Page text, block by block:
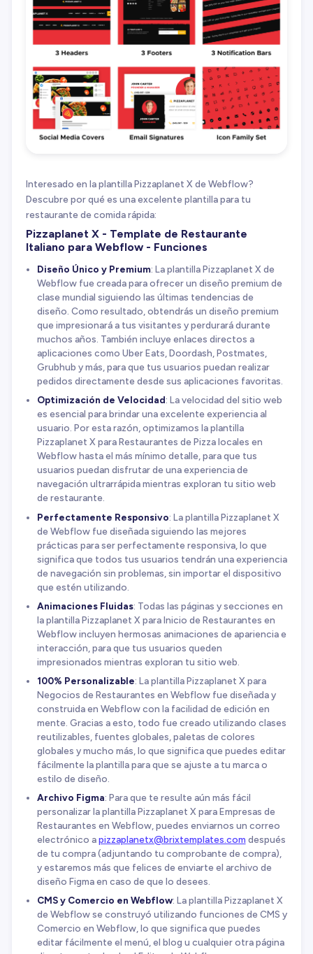
Interesado en la plantilla Pizzaplanet X de Webflow?
Descubre por qué es una excelente plantilla para tu
restaurante de comida rápida:
Pizzaplanet X - Template de Restaurante
Italiano para Webflow - Funciones
Diseño Único y Premium: La plantilla Pizzaplanet X de
Webflow fue creada para ofrecer un diseño premium de
clase mundial siguiendo las últimas tendencias de
diseño. Como resultado, obtendrás un diseño premium
que impresionará a tus visitantes y perdurará durante
muchos años. También incluye enlaces directos a
aplicaciones como Uber Eats, Doordash, Postmates,
Grubhub y más, para que tus usuarios puedan realizar
pedidos directamente desde sus aplicaciones favoritas.
Optimización de Velocidad: La velocidad del sitio web
es esencial para brindar una excelente experiencia al
usuario. Por esta razón, optimizamos la plantilla
Pizzaplanet X para Restaurantes de Pizza locales en
Webflow hasta el más mínimo detalle, para que tus
usuarios puedan disfrutar de una experiencia de
navegación ultrarrápida mientras exploran tu sitio web
de restaurante.
Perfectamente Responsivo: La plantilla Pizzaplanet X
de Webflow fue diseñada siguiendo las mejores
prácticas para ser perfectamente responsiva, lo que
significa que todos tus usuarios tendrán una experiencia
de navegación sin problemas, sin importar el dispositivo
que estén utilizando.
Animaciones Fluidas: Todas las páginas y secciones en
la plantilla Pizzaplanet X para Inicio de Restaurantes en
Webflow incluyen hermosas animaciones de apariencia e
interacción, para que tus usuarios queden
impresionados mientras exploran tu sitio web.
100% Personalizable: La plantilla Pizzaplanet X para
Negocios de Restaurantes en Webflow fue diseñada y
construida en Webflow con la facilidad de edición en
mente. Gracias a esto, todo fue creado utilizando clases
reutilizables, fuentes globales, paletas de colores
globales y mucho más, lo que significa que puedes editar
fácilmente la plantilla para que se ajuste a tu marca o
estilo de diseño.
Archivo Figma: Para que te resulte aún más fácil
personalizar la plantilla Pizzaplanet X para Empresas de
Restaurantes en Webflow, puedes enviarnos un correo
electrónico apizzaplanetx@brixtemplates.com después
de tu compra (adjuntando tu comprobante de compra),
y estaremos más que felices de enviarte el archivo de
diseño Figma en caso de que lo desees.
CMS y Comercio en Webflow: La plantilla Pizzaplanet X
de Webflow se construyó utilizando funciones de CMS y
Comercio en Webflow, lo que significa que puedes
editar fácilmente el menú, el blog u cualquier otra página